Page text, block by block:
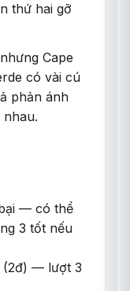
thứ hai gỡ
Cape
có vài cú
phản ánh
— có thể
3 tốt nếu
(2đ) — lượt 3